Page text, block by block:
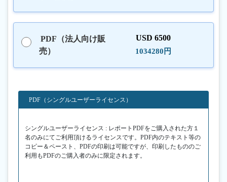
PDF（法人向け販
売）
USD 6500
1034280円
PDF（シングルユーザーライセンス）
シングルユーザーライセンス : レポートPDFをご購入された方１
名のみにてご利用頂けるライセンスです。PDF内のテキスト等の
コピー＆ペースト、PDFの印刷は可能ですが、印刷したもののご
利用もPDFのご購入者のみに限定されます。